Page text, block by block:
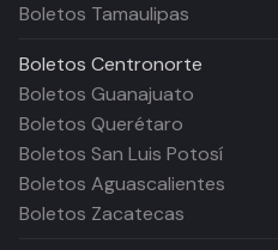
Boletos Tamaulipas
Boletos Centronorte
Boletos Guanajuato
Boletos Querétaro
Boletos San Luis Potosí
Boletos Aguascalientes
Boletos Zacatecas